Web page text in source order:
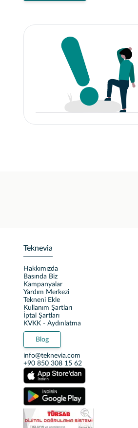
Teknevia
Hakkımızda
Basında Biz
Kampanyalar
Yardım Merkezi
Tekneni Ekle
Kullanım Şartları
İptal Şartları
KVKK - Aydınlatma
Blog
info@teknevia.com
+90 850 308 15 62